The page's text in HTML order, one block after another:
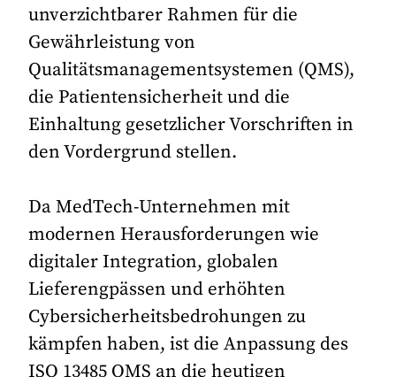
unverzichtbarer Rahmen für die
Gewährleistung von
Qualitätsmanagementsystemen (QMS),
die Patientensicherheit und die
Einhaltung gesetzlicher Vorschriften in
den Vordergrund stellen.
Da MedTech-Unternehmen mit
modernen Herausforderungen wie
digitaler Integration, globalen
Lieferengpässen und erhöhten
Cybersicherheitsbedrohungen zu
kämpfen haben, ist die Anpassung des
ISO 13485 QMS an die heutigen